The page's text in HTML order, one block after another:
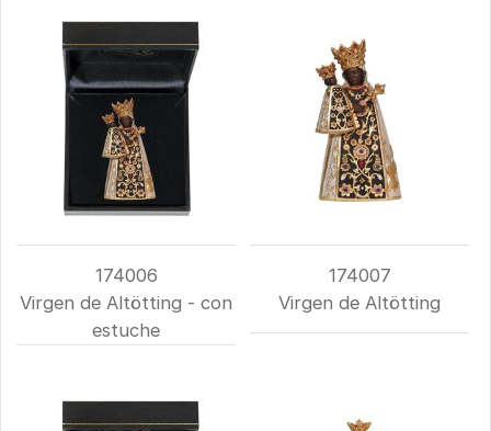
174006
Virgen de Altötting - con
estuche
174007
Virgen de Altötting